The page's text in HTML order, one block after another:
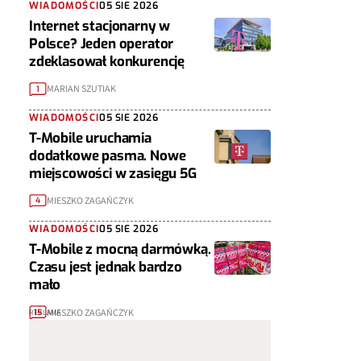
WIADOMOŚCI05 SIE 2026
Internet stacjonarny w
Polsce? Jeden operator
zdeklasował konkurencję
1 MARIAN SZUTIAK
WIADOMOŚCI05 SIE 2026
T-Mobile uruchamia
dodatkowe pasma. Nowe
miejscowości w zasięgu 5G
4 MIESZKO ZAGAŃCZYK
WIADOMOŚCI05 SIE 2026
T-Mobile z mocną darmówką.
Czasu jest jednak bardzo
mało
15 MIESZKO ZAGAŃCZYK